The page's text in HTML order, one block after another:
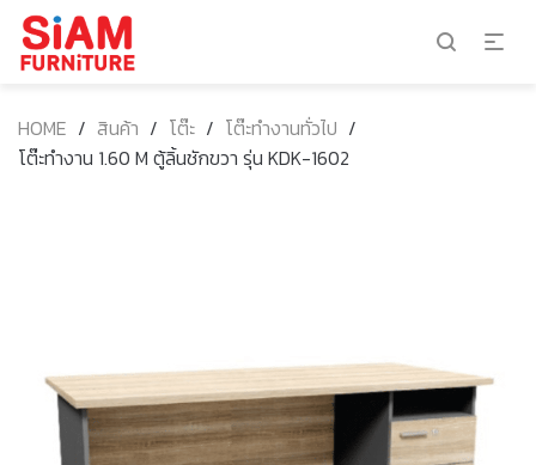
HOME / สินค้า / โต๊ะ / โต๊ะทำงานทั่วไป /
โต๊ะทำงาน 1.60 M ตู้ลิ้นชักขวา รุ่น KDK-1602